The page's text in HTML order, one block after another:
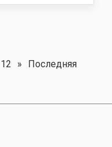
12 » Последняя